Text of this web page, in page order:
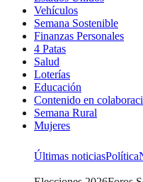
Vehículos
Semana Sostenible
Finanzas Personales
4 Patas
Salud
Loterías
Educación
Contenido en
Semana Rural
Mujeres
Últimas noticiasPolítica